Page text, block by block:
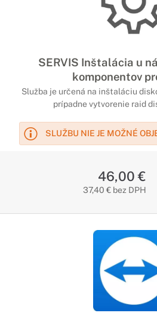
SERVIS Inštalácia u
komponentov
Služba je určená na inštaláciu
prípadne vytvorenie raid
SLUŽBU NIE JE MOŽNÉ
46,00 €
37,40 € bez DPH